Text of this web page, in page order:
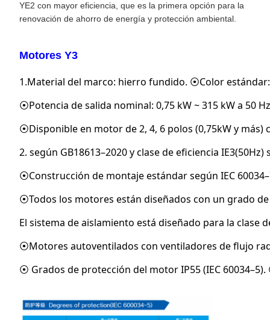
YE2 con mayor eficiencia, que es la primera opción para la
renovación de ahorro de energía y protección ambiental.
Motores Y3
1.Material del marco: hierro fundido. ⦿Color estándar:
⦿Potencia de salida nominal: 0,75 kW ~ 315 kW a 50
⦿Disponible en motor de 2, 4, 6 polos (0,75kW y más)
2. según GB18613–2020 y clase de eficiencia IE3(50Hz)
⦿Construcción de montaje estándar según IEC
⦿Todos los motores están diseñados con un grado de
El sistema de aislamiento está diseñado para la
⦿Motores autoventilados con ventiladores de flujo
⦿ Grados de protección del motor IP55 (IEC